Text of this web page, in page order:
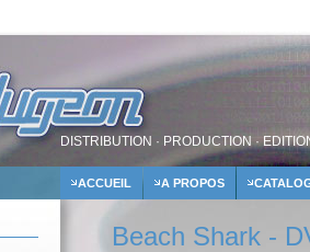
DISTRIBUTION · PRODUCTION ·
ACCUEIL A PROPOS
Beach Shark -